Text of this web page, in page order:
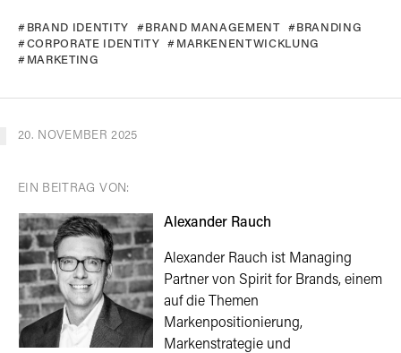
BRAND IDENTITY BRAND MANAGEMENT
BRANDING
CORPORATE IDENTITY
MARKENENTWICKLUNG
MARKETING
20. NOVEMBER 2025
EIN BEITRAG VON:
Alexander Rauch
Alexander Rauch ist Managing
Partner von Spirit for Brands, einem
auf die Themen
Markenpositionierung,
Markenstrategie und